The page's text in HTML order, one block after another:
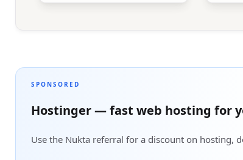
SPONSORED
Hostinger — fast web hosting for
Use the Nukta referral for a discount on hosting,